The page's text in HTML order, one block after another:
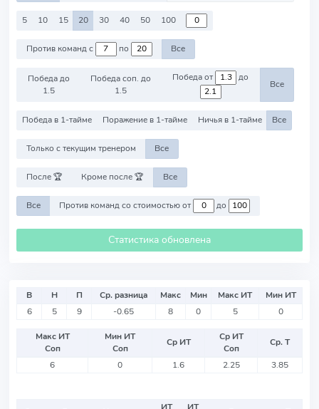
5 10 15 20 30 40 50 100
Против команд с по Все
Победа до
1.5
Победа соп. до
1.5
Победа от до
Все
Победа в 1-тайме Поражение в 1-тайме Ничья в 1-тайме Все
Только с текущим тренером Все
После 🏆 Кроме после 🏆 Все
Все Против команд со стоимостью от до
Статистика обновлена
В Н П Ср. разница Макс Мин Макс ИТ
Мин ИТ
6
5 9 -0.65 8 0 5 0
Макс ИТ
Соп
Мин ИТ
Соп
Ср ИТ
Ср ИТ
Соп
Ср. Т
6
0 1.6 2.25 3.85
ИТ
ИТ